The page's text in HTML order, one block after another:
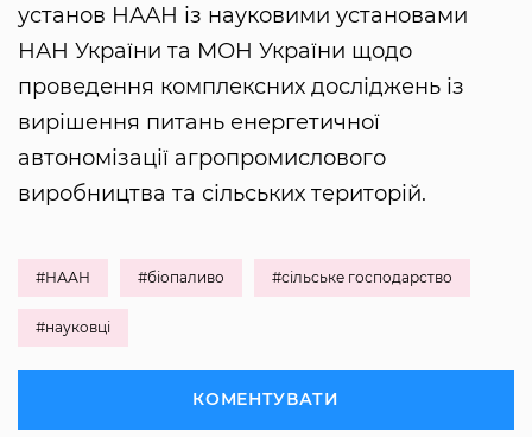
установ НААН із науковими установами
НАН України та МОН України щодо
проведення комплексних досліджень із
вирішення питань енергетичної
автономізації агропромислового
виробництва та сільських територій.
#НААН #біопаливо #сільське господарство
#науковці
КОМЕНТУВАТИ